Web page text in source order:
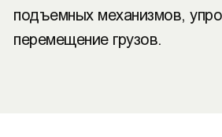
подъемных механизмов,
перемещение грузов.